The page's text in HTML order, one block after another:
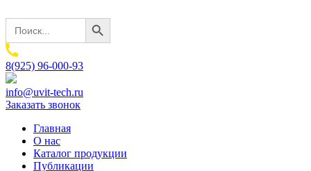
Search
for:
Search Button
8(925) 96-000-93
info@uvit-tech.ru
Заказать звонок
Главная
О нас
Каталог продукции
Публикации